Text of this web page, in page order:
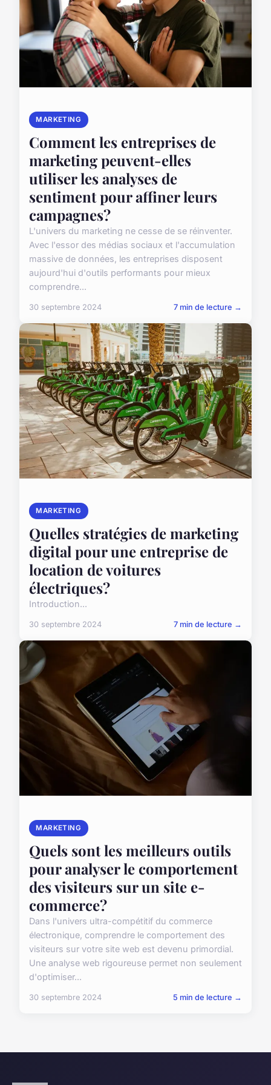
MARKETING
Comment les entreprises de
marketing peuvent-elles
utiliser les analyses de
sentiment pour affiner leurs
campagnes?
L'univers du marketing ne cesse de se réinventer.
Avec l'essor des médias sociaux et l'accumulation
massive de données, les entreprises disposent
aujourd'hui d'outils performants pour mieux
comprendre...
30 septembre 2024 7 min de lecture →
MARKETING
Quelles stratégies de marketing
digital pour une entreprise de
location de voitures
électriques?
Introduction...
30 septembre 2024 7 min de lecture →
MARKETING
Quels sont les meilleurs outils
pour analyser le comportement
des visiteurs sur un site e-
commerce?
Dans l'univers ultra-compétitif du commerce
électronique, comprendre le comportement des
visiteurs sur votre site web est devenu primordial.
Une analyse web rigoureuse permet non seulement
d'optimiser...
30 septembre 2024 5 min de lecture →